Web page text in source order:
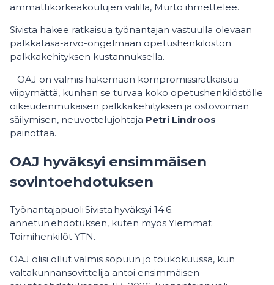
ammattikorkeakoulujen välillä, Murto ihmettelee.
Sivista hakee ratkaisua työnantajan vastuulla olevaan
palkkatasa-arvo-ongelmaan opetushenkilöstön
palkkakehityksen kustannuksella.
– OAJ on valmis hakemaan kompromissiratkaisua
viipymättä, kunhan se turvaa koko opetushenkilöstölle
oikeudenmukaisen palkkakehityksen ja ostovoiman
säilymisen, neuvottelujohtaja Petri Lindroos
painottaa.
OAJ hyväksyi ensimmäisen
sovintoehdotuksen
Työnantajapuoli Sivista hyväksyi 14.6.
annetun ehdotuksen, kuten myös Ylemmät
Toimihenkilöt YTN.
OAJ olisi ollut valmis sopuun jo toukokuussa, kun
valtakunnansovittelija antoi ensimmäisen